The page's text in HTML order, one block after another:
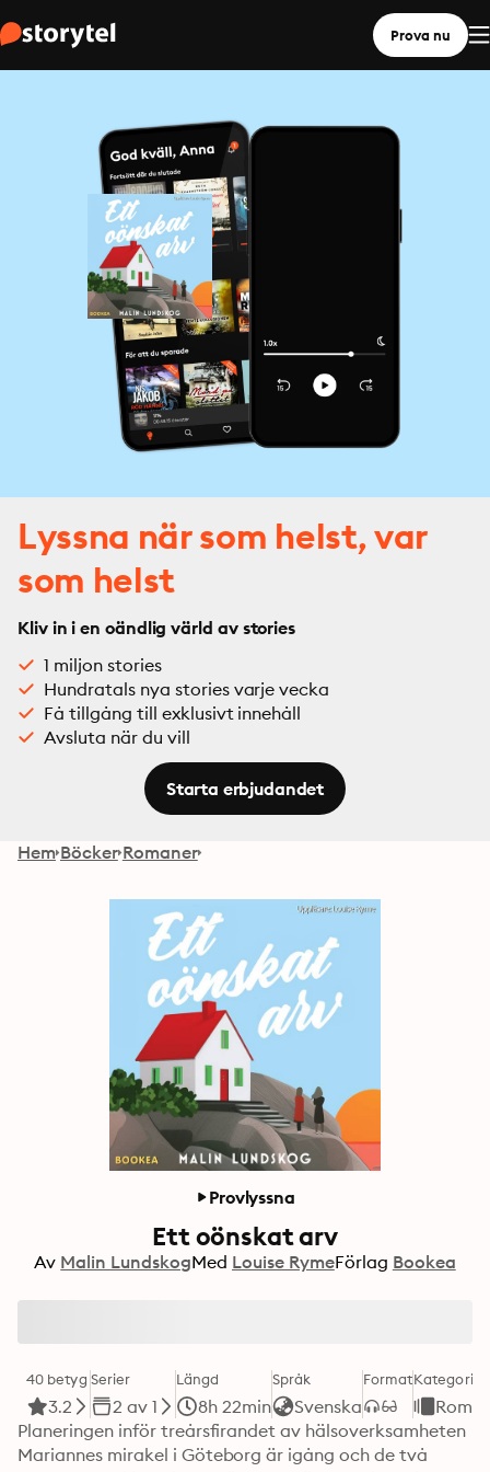
Prova nu
Lyssna när som helst, var
som helst
Kliv in i en oändlig värld av stories
1 miljon stories
Hundratals nya stories varje vecka
Få tillgång till exklusivt innehåll
Avsluta när du vill
Starta erbjudandet
Hem Böcker Romaner
Provlyssna
Ett oönskat arv
Av Malin LundskogMed Louise RymeFörlag Bookea
40 betyg
3.2
Serier
2 av 1
Längd
8h 22min
Språk
Svenska
FormatKategori
Planeringen inför treårsfirandet av hälsoverksamheten
Mariannes mirakel i Göteborg är igång och de två